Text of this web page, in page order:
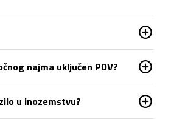
add_circle
najma uključen PDV? add_circle
u inozemstvu? add_circle